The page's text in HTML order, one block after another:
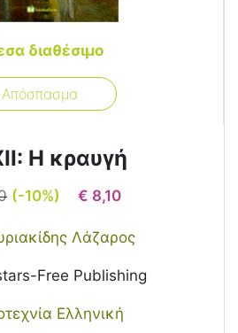
διαθέσιμο
Απόσπασμα
Η κραυγή
(-10%) € 8,10
Λάζαρος
Free Publishing
Ελληνική